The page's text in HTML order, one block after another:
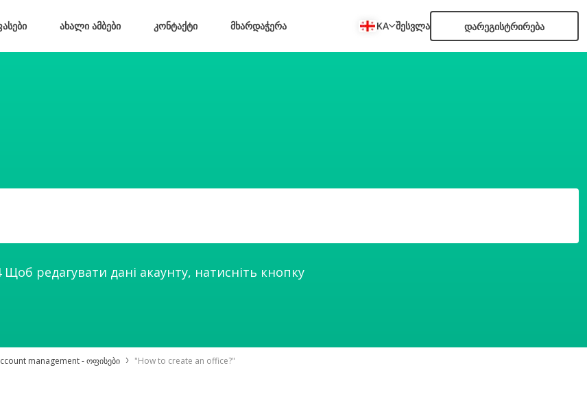
ახალი ამბები კონტაქტი მხარდაჭერა KA შესვლა დარეგისტრირება
Щоб редагувати дані акаунту, натисніть кнопку
management - ოფისები "How to create an office?"